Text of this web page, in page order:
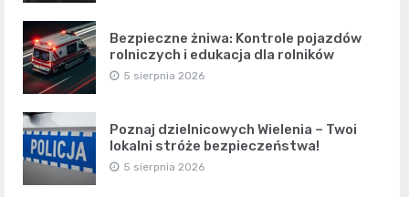
Bezpieczne żniwa: Kontrole pojazdów
rolniczych i edukacja dla rolników
5 sierpnia 2026
Poznaj dzielnicowych Wielenia – Twoi
lokalni stróże bezpieczeństwa!
5 sierpnia 2026